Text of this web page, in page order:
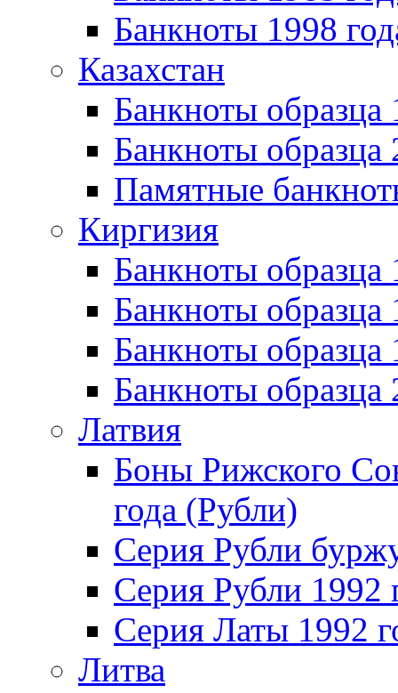
Банкноты 1998
Казахстан
Банкноты
Банкноты образца
Памятные
Киргизия
Банкноты образца
Банкноты образца
Банкноты
Банкноты
Латвия
Боны Рижского
года (Рубли)
Серия Рубли
Серия Рубли 1992
Серия Латы 1992
Литва